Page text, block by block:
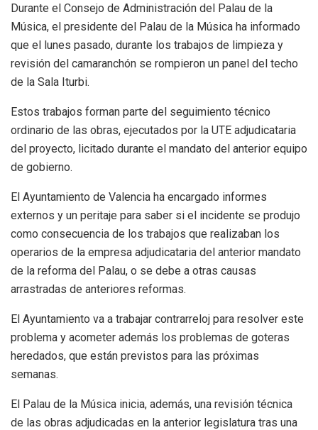
Durante el Consejo de Administración del Palau de la
Música, el presidente del Palau de la Música ha informado
que el lunes pasado, durante los trabajos de limpieza y
revisión del camaranchón se rompieron un panel del techo
de la Sala Iturbi.
Estos trabajos forman parte del seguimiento técnico
ordinario de las obras, ejecutados por la UTE adjudicataria
del proyecto, licitado durante el mandato del anterior equipo
de gobierno.
El Ayuntamiento de Valencia ha encargado informes
externos y un peritaje para saber si el incidente se produjo
como consecuencia de los trabajos que realizaban los
operarios de la empresa adjudicataria del anterior mandato
de la reforma del Palau, o se debe a otras causas
arrastradas de anteriores reformas.
El Ayuntamiento va a trabajar contrarreloj para resolver este
problema y acometer además los problemas de goteras
heredados, que están previstos para las próximas
semanas.
El Palau de la Música inicia, además, una revisión técnica
de las obras adjudicadas en la anterior legislatura tras una